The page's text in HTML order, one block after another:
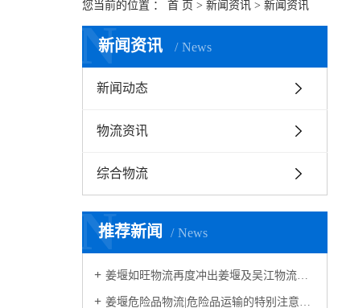
您当前的位置 ： 首 页 > 新闻资讯 > 新闻资讯
新闻资讯 News
N
新闻动态
物流资讯
综合物流
推荐新闻 News
N
姜堰如旺物流再度冲出姜堰及吴江物流视野圈
姜堰危险品物流|危险品运输的特别注意事项